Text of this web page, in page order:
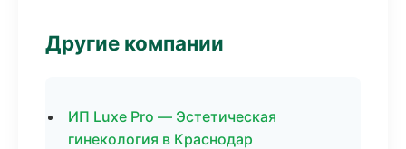
Другие компании
ИП Luxe Pro — Эстетическая
гинекология в Краснодар